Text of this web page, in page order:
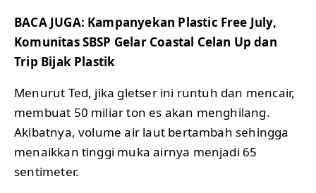
BACA JUGA: Kampanyekan Plastic Free July,
Komunitas SBSP Gelar Coastal Celan Up dan
Trip Bijak Plastik
Menurut Ted, jika gletser ini runtuh dan mencair,
membuat 50 miliar ton es akan menghilang.
Akibatnya, volume air laut bertambah sehingga
menaikkan tinggi muka airnya menjadi 65
sentimeter.